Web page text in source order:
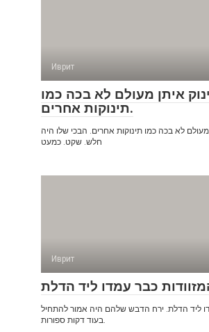
Иврит
איתן מעולם לא בכה כמו
תינוקות אחרים.
מעולם לא בכה כמו תינוקות אחרים. הבכי שלו היה
חלש. שקט. כמעט
Иврит
ליד הדלת. ירח הדבש שלהם היה אמור להתחיל
בעוד דקות ספורות.